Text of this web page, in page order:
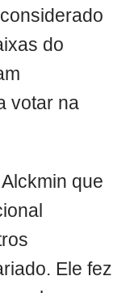
do
votar na
que
Ele fez